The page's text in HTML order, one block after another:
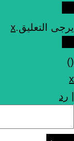
يرجى التعليق.x
(
)
x
رد